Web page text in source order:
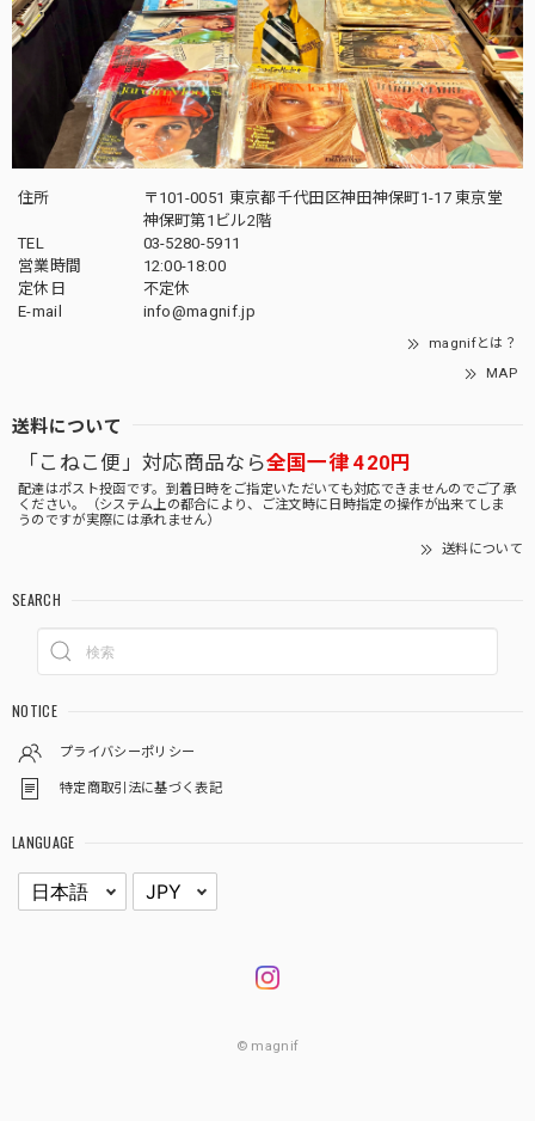
住所
〒101-0051 東京都千代田区神田神保町1-17 東京堂
神保町第1ビル2階
TEL
03-5280-5911
営業時間
12:00-18:00
定休日
不定休
E-mail
info@magnif.jp
magnifとは？
MAP
送料について
「こねこ便」対応商品なら全国一律 420円
配達はポスト投函です。到着日時をご指定いただいても対応できませんのでご了承
ください。（システム上の都合により、ご注文時に日時指定の操作が出来てしま
うのですが実際には承れません）
送料について
SEARCH
NOTICE
プライバシーポリシー
特定商取引法に基づく表記
LANGUAGE
© magnif